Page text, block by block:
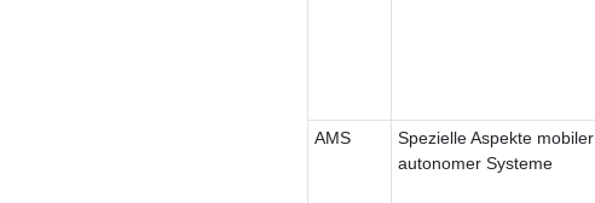
AMS
Spezielle Aspekte mobiler
autonomer Systeme